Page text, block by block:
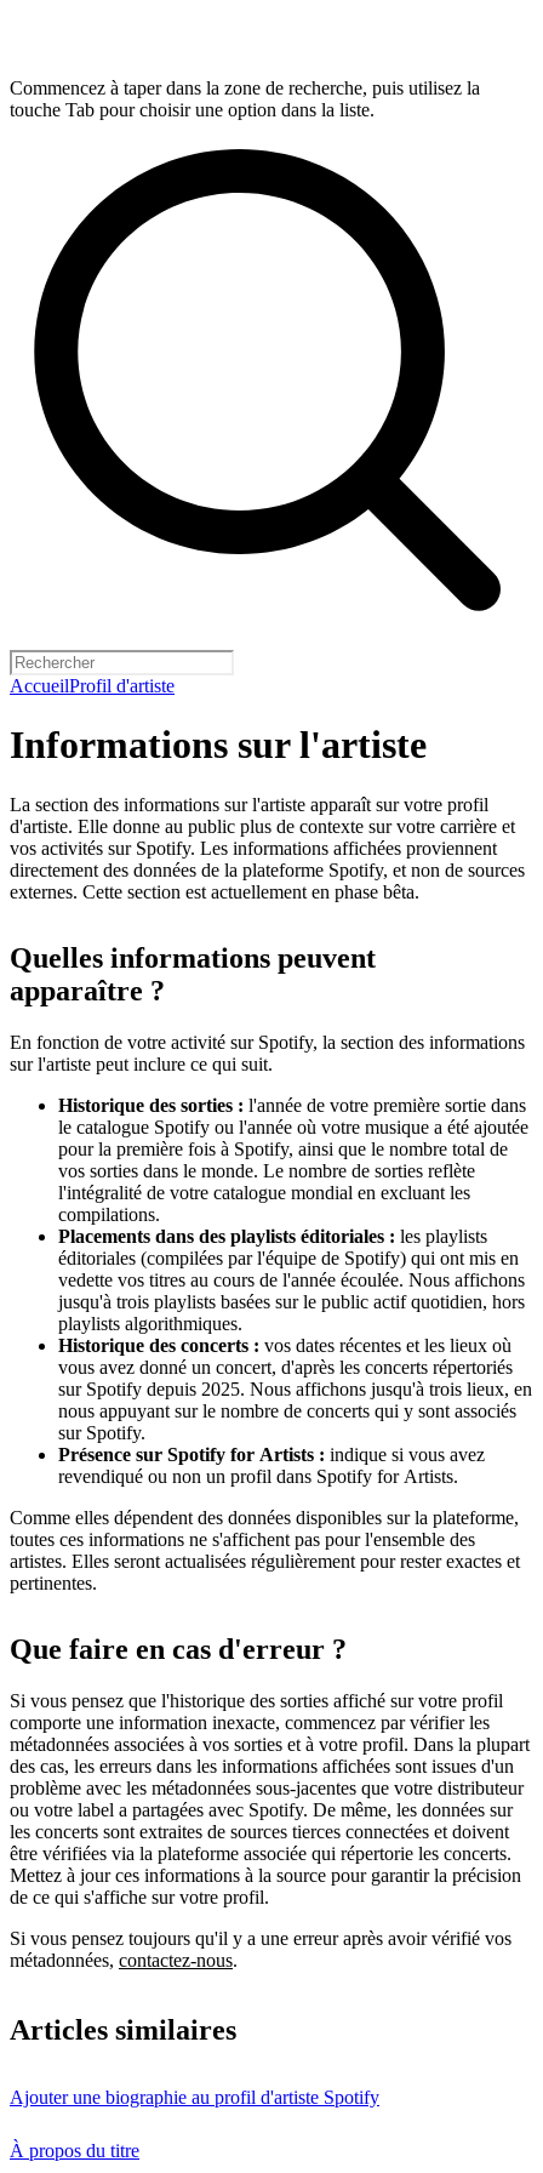
Commencez à taper dans la zone de recherche, puis utilisez la
touche Tab pour choisir une option dans la liste.
AccueilProfil d'artiste
Informations sur l'artiste
La section des informations sur l'artiste apparaît sur votre profil
d'artiste. Elle donne au public plus de contexte sur votre carrière et
vos activités sur Spotify. Les informations affichées proviennent
directement des données de la plateforme Spotify, et non de sources
externes. Cette section est actuellement en phase bêta.
Quelles informations peuvent
apparaître ?
En fonction de votre activité sur Spotify, la section des informations
sur l'artiste peut inclure ce qui suit.
Historique des sorties : l'année de votre première sortie dans
le catalogue Spotify ou l'année où votre musique a été ajoutée
pour la première fois à Spotify, ainsi que le nombre total de
vos sorties dans le monde. Le nombre de sorties reflète
l'intégralité de votre catalogue mondial en excluant les
compilations.
Placements dans des playlists éditoriales : les playlists
éditoriales (compilées par l'équipe de Spotify) qui ont mis en
vedette vos titres au cours de l'année écoulée. Nous affichons
jusqu'à trois playlists basées sur le public actif quotidien, hors
playlists algorithmiques.
Historique des concerts : vos dates récentes et les lieux où
vous avez donné un concert, d'après les concerts répertoriés
sur Spotify depuis 2025. Nous affichons jusqu'à trois lieux, en
nous appuyant sur le nombre de concerts qui y sont associés
sur Spotify.
Présence sur Spotify for Artists : indique si vous avez
revendiqué ou non un profil dans Spotify for Artists.
Comme elles dépendent des données disponibles sur la plateforme,
toutes ces informations ne s'affichent pas pour l'ensemble des
artistes. Elles seront actualisées régulièrement pour rester exactes et
pertinentes.
Que faire en cas d'erreur ?
Si vous pensez que l'historique des sorties affiché sur votre profil
comporte une information inexacte, commencez par vérifier les
métadonnées associées à vos sorties et à votre profil. Dans la plupart
des cas, les erreurs dans les informations affichées sont issues d'un
problème avec les métadonnées sous-jacentes que votre distributeur
ou votre label a partagées avec Spotify. De même, les données sur
les concerts sont extraites de sources tierces connectées et doivent
être vérifiées via la plateforme associée qui répertorie les concerts.
Mettez à jour ces informations à la source pour garantir la précision
de ce qui s'affiche sur votre profil.
Si vous pensez toujours qu'il y a une erreur après avoir vérifié vos
métadonnées, contactez-nous.
Articles similaires
Ajouter une biographie au profil d'artiste Spotify
À propos du titre